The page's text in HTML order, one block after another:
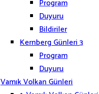
Program
Duyuru
Bildiriler
Kernberg Günleri 3
Program
Duyuru
Vamık Volkan Günleri